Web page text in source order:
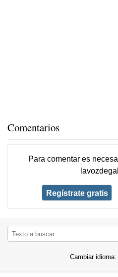
Comentarios
Para comentar es
Regístrate gratis
Cambiar idioma: